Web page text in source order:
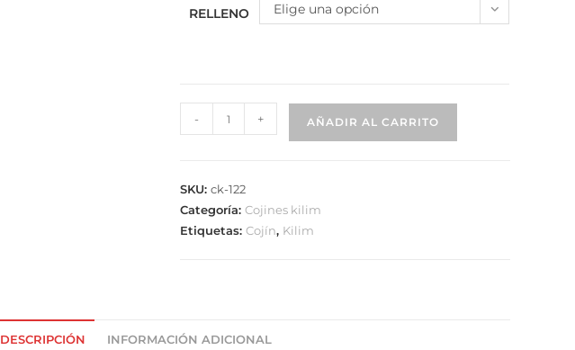
RELLENO Elige una opción
- + AÑADIR AL CARRITO
SKU:ck-122
Categoría:Cojines kilim
Etiquetas:Cojín, Kilim
DESCRIPCIÓN INFORMACIÓN ADICIONAL